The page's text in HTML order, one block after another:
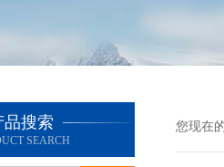
品搜索
SEARCH
您现在